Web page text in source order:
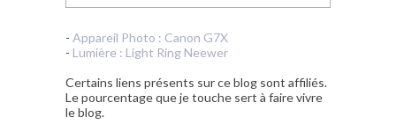
- Appareil Photo : Canon G7X
- Lumière : Light Ring Neewer
Certains liens présents sur ce blog sont affiliés.
Le pourcentage que je touche sert à faire vivre
le blog.